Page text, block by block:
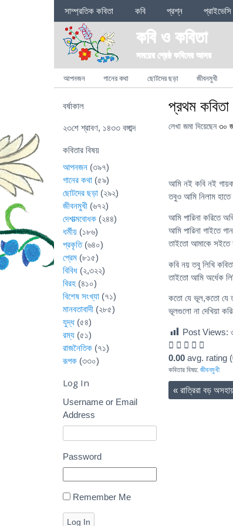
Sections
সাম্প্রতিক কবিতা কবি প্রশ্ন
কবি ও কবিতা
সময়ের শ্রেষ্ঠ কবিদের আসর
Categories
আপনজন গানের কথা ছোটদের ছড়া জীবনমুখী
প্রথম কবিতা
লেখা জমা দিয়েছেন ৩০
আমি নই কবি নই
তবুও আমি নিলাম
আমি পারিনা করিতে
আমি পারিনা গাইতে
তাইতো আমাকে
কবি নয় তবু লিখি
তাইতো আমি অর্ধেক
কতো যে ভূল,কতো যে
ভূলগুলো না দেখিয়া
Post Views:
0.00 avg. rating (
কবিতার বিষয়: জীবনমুখী
« রাত্রিরা বড়
বর্ষাকাল
২৩শে শ্রাবণ, ১৪৩৩ বঙ্গাব্দ
কবিতার বিষয়
আপনজন (৩৯৭)
গানের কথা (৫৯)
ছোটদের ছড়া (২৯২)
জীবনমুখী (৬৭২)
দেশাত্মবোধক (২৪৪)
ধর্মীয় (১৮৬)
প্রকৃতি(৬৪০)
প্রেম (৮১৫)
বিবিধ (২,৩২২)
বিরহ (৪১০)
বিশেষ সংখ্যা (৭১)
মানবতাবাদী (২৮৫)
যুদ্ধ (৫৪)
রম্য (৫১)
রাজনৈতিক (৭১)
রূপক (৩৩০)
Log In
Username or Email
Address
Password
Remember Me
Log In